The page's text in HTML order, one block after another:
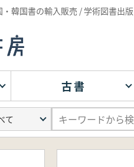
韓国書の輸入販売 / 学術図書出版
古書